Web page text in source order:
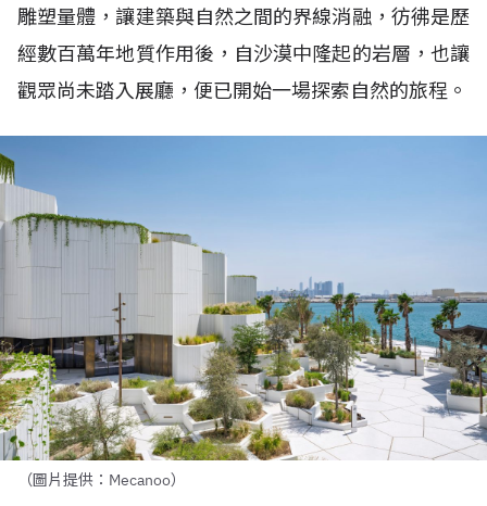
雕塑量體，讓建築與自然之間的界線消融，彷彿是歷
經數百萬年地質作用後，自沙漠中隆起的岩層，也讓
觀眾尚未踏入展廳，便已開始一場探索自然的旅程。
（圖片提供：Mecanoo）